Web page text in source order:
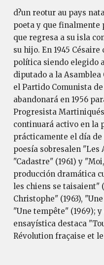
d?un reotur au pays
poeta y que finalmente
que regresa a su isla
su hijo. En 1945
política siendo elegido
diputado a la
el Partido Comunista
abandonará en 1956
Progresista
continuará activo en la
prácticamente el día de
poesía sobresalen "Les
"Cadastre" (1961) y
producción dramática
les chiens se taisaient"
Christophe" (1963),
"Une tempête" (1969);
ensayística destaca
Révolution fraçaise et